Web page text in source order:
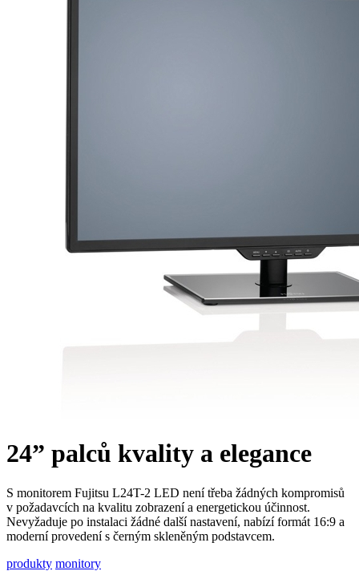
24” palců kvality a elegance
S monitorem Fujitsu L24T-2 LED není třeba žádných kompromisů
v požadavcích na kvalitu zobrazení a energetickou účinnost.
Nevyžaduje po instalaci žádné další nastavení, nabízí formát 16:9 a
moderní provedení s černým skleněným podstavcem.
produkty monitory